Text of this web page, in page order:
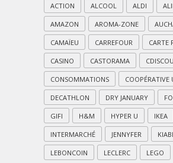
ACTION ALCOOL ALDI
AMAZON AROMA-ZONE
CAMAÏEU CARREFOUR CARTE
CASINO CASTORAMA
CONSOMMATIONS COOPÉRATIVE
DECATHLON DRY JANUARY
GIFI H&M HYPER U IKEA
INTERMARCHÉ JENNYFER KIABI
LEBONCOIN LECLERC LEGO